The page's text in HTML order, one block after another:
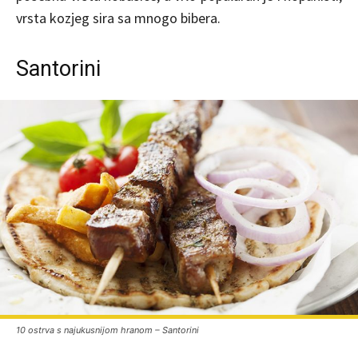
vrsta kozjeg sira sa mnogo bibera.
Santorini
10 ostrva s najukusnijom hranom – Santorini